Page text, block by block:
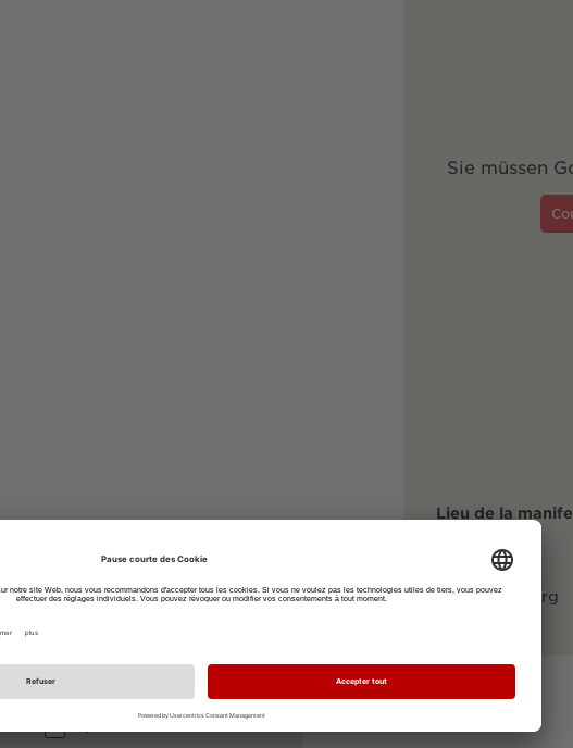
Sie müssen
Lieu de la
Seestraße
79108 Freiburg